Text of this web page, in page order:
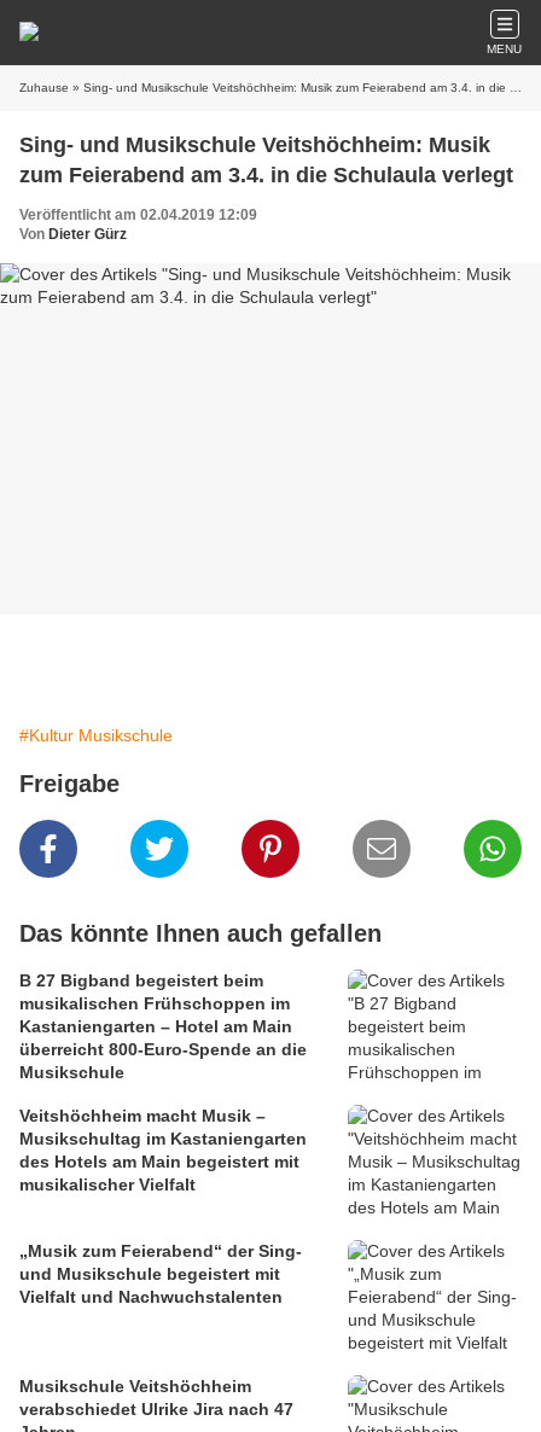
MENU
Zuhause » Sing- und Musikschule Veitshöchheim: Musik zum Feierabend am 3.4. in die Schulaula verlegt
Sing- und Musikschule Veitshöchheim: Musik
zum Feierabend am 3.4. in die Schulaula verlegt
Veröffentlicht am 02.04.2019 12:09
Von Dieter Gürz
#Kultur Musikschule
Freigabe
Das könnte Ihnen auch gefallen
B 27 Bigband begeistert beim
musikalischen Frühschoppen im
Kastaniengarten – Hotel am Main
überreicht 800-Euro-Spende an die
Musikschule
Veitshöchheim macht Musik –
Musikschultag im Kastaniengarten
des Hotels am Main begeistert mit
musikalischer Vielfalt
„Musik zum Feierabend“ der Sing-
und Musikschule begeistert mit
Vielfalt und Nachwuchstalenten
Musikschule Veitshöchheim
verabschiedet Ulrike Jira nach 47